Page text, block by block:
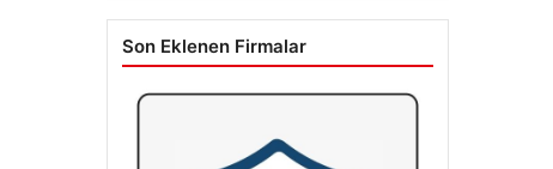
Son Eklenen Firmalar